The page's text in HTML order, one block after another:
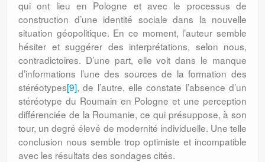
qui ont lieu en Pologne et avec le processus de
construction d’une identité sociale dans la nouvelle
situation géopo­litique. En ce moment, l’auteur semble
hésiter et suggérer des interprétations, selon nous,
contradictoires. D’une part, elle voit dans le manque
d’informations l’une des sources de la formation des
stéréotypes[9], de l’autre, elle constate l’absence d’un
stéréo­type du Roumain en Pologne et une perception
différenciée de la Roumanie, ce qui présuppose, à son
tour, un degré élevé de modernité individuelle. Une telle
con­clusion nous semble trop optimiste et in­com­patible
avec les résultats des sondages cités.